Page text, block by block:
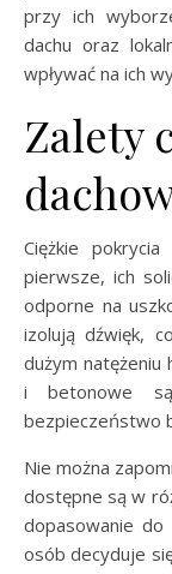
przy ich
dachu oraz
wpływać na ich
Zalety
Ciężkie
pierwsze, ich
odporne na
izolują dźwięk,
dużym natężeniu
i betonowe
bezpieczeństwo
Nie można
dostępne są w
dopasowanie do
osób decyduje